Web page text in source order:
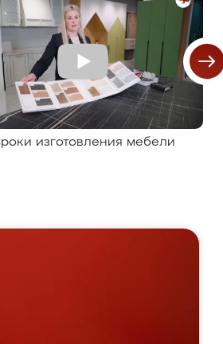
изготовления мебели